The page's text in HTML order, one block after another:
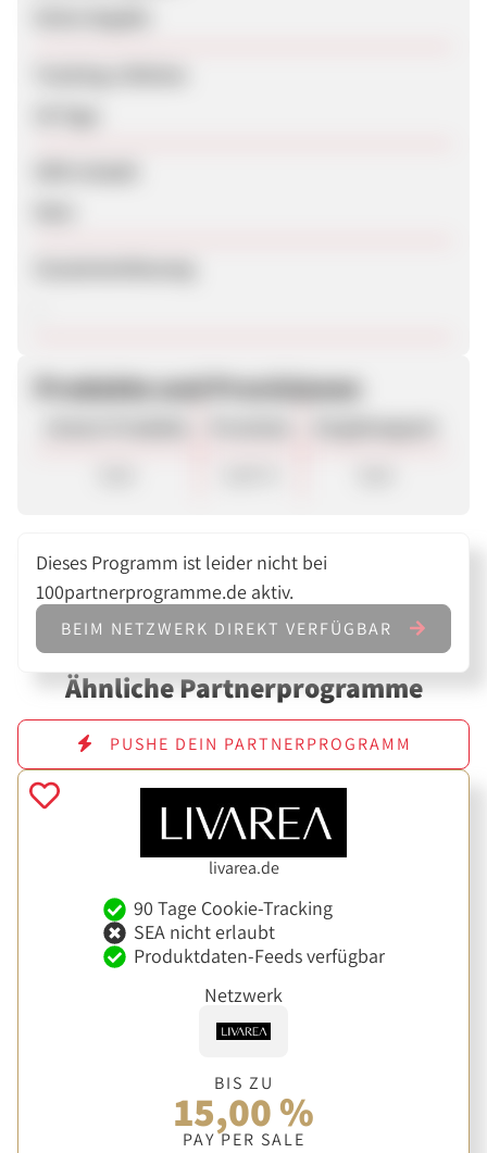
Produkte und Provisionen
Dieses Programm ist leider nicht bei
100partnerprogramme.de aktiv.
BEIM NETZWERK DIREKT VERFÜGBAR
Ähnliche Partnerprogramme
PUSHE DEIN PARTNERPROGRAMM
livarea.de
90 Tage Cookie-Tracking
SEA nicht erlaubt
Produktdaten-Feeds verfügbar
Netzwerk
BIS ZU
15,00 %
PAY PER SALE